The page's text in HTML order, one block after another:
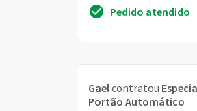
prontaPedido atendido
Gaelcontratou
Portão Automático